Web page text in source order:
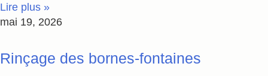
Lire plus »
mai 19, 2026
Rinçage des bornes-fontaines